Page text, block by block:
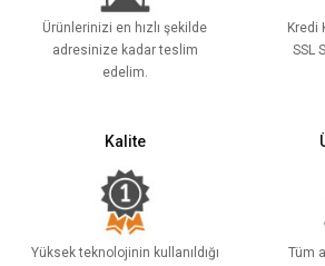
Ürünlerinizi en hızlı şekilde
adresinize kadar teslim
edelim.
Kredi
SSL
Kalite
Yüksek teknolojinin kullanıldığı
Tüm